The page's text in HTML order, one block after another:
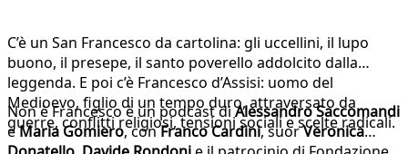
C’è un San Francesco da cartolina: gli uccellini, il lupo
buono, il presepe, il santo poverello addolcito dalla
leggenda. E poi c’è Francesco d’Assisi: uomo del
Medioevo, figlio di un tempo duro, attraversato da
guerre, conflitti religiosi, tensioni sociali e scelte radicali.
Non è Francesco è un podcast diAlessandro Saccomandi
eMaria Gomiero, conFranco Cardini, suorVeronica